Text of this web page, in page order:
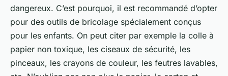
dangereux. C’est pourquoi, il est recommandé d’opter
pour des outils de bricolage spécialement conçus
pour les enfants. On peut citer par exemple la colle à
papier non toxique, les ciseaux de sécurité, les
pinceaux, les crayons de couleur, les feutres lavables,